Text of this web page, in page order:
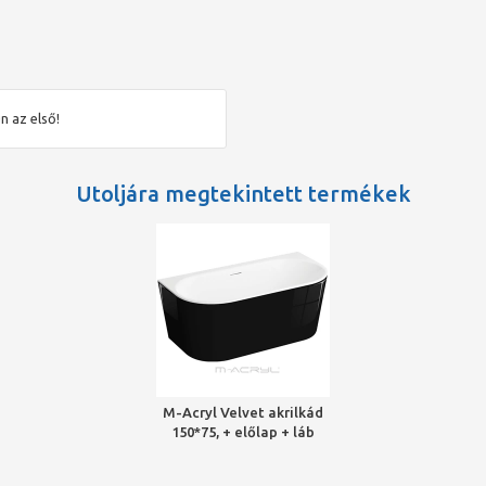
álló kád,
és az általunk használt szaniterakril antibakteriális is.
értelemben is) tiszta
aszimmetrikus kádra és a különleges kádra,
az első!
Utoljára megtekintett termékek
M-Acryl Velvet akrilkád
150*75, + előlap + láb